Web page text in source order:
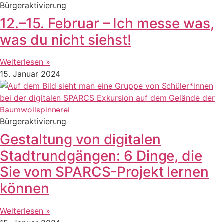
Bürgeraktivierung
12.–15. Februar – Ich messe was,
was du nicht siehst!
Weiterlesen »
15. Januar 2024
Bürgeraktivierung
Gestaltung von digitalen
Stadtrundgängen: 6 Dinge, die
Sie vom SPARCS-Projekt lernen
können
Weiterlesen »